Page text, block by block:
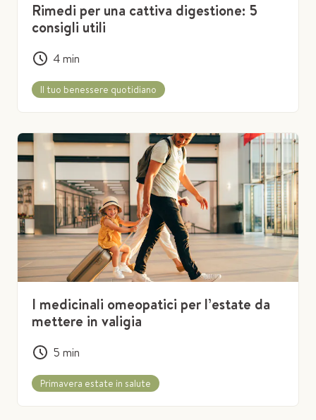
Rimedi per una cattiva digestione: 5
consigli utili
4min
Il tuo benessere quotidiano
I medicinali omeopatici per l’estate da
mettere in valigia
5 min
Primavera estate in salute